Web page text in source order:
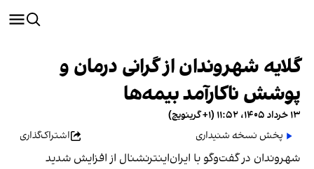
گلایه شهروندان از گرانی درمان و
پوشش ناکارآمد بیمه‌ها
۱۳ خرداد ۱۴۰۵، ۱۱:۵۲ (‎+۱ گرینویچ)
پخش نسخه شنیداری
اشتراک‌گذاری
شهروندان در گفت‌وگو با ایران‌اینترنشنال از افزایش شدید